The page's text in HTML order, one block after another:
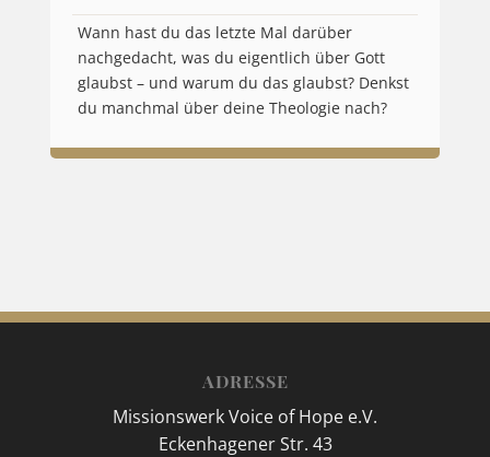
Wann hast du das letzte Mal darüber
nachgedacht, was du eigentlich über Gott
glaubst – und warum du das glaubst? Denkst
du manchmal über deine Theologie nach?
ADRESSE
Missionswerk Voice of Hope e.V.
Eckenhagener Str. 43